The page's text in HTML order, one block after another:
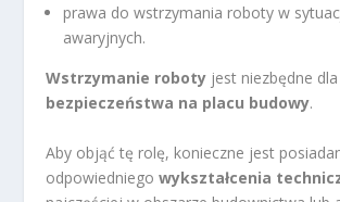
prawa do wstrzymania roboty w
awaryjnych.
Wstrzymanie roboty jest niezbędne
bezpieczeństwa na placu budowy.
Aby objąć tę rolę, konieczne jest
odpowiedniegowykształcenia